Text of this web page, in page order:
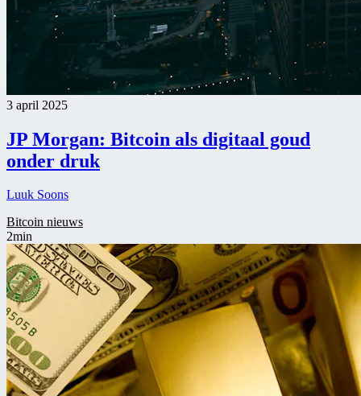
3 april 2025
JP Morgan: Bitcoin als digitaal goud
onder druk
Luuk Soons
Bitcoin nieuws
2min